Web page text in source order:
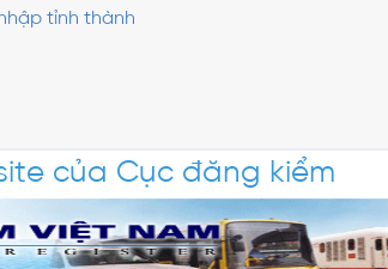
tỉnh thành
của Cục đăng kiểm